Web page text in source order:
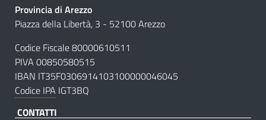
Provincia di Arezzo
Piazza della Libertà, 3 - 52100 Arezzo
Codice Fiscale 80000610511
PIVA 00850580515
IBAN IT35F0306914103100000046045
Codice IPA IGT3BQ
CONTATTI